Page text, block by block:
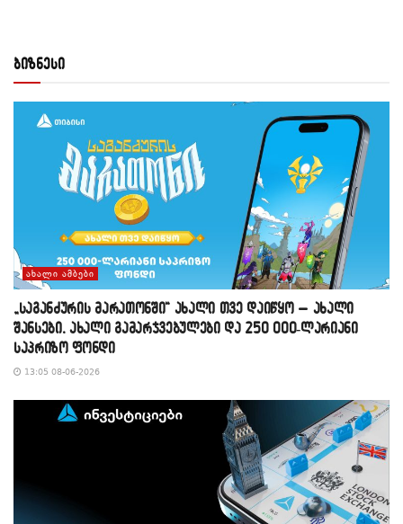
ბიზნესი
ᲐᲮᲐᲚᲘ ᲐᲛᲑᲔᲑᲘ
„საგანძურის მარათონში“ ახალი თვე დაიწყო – ახალი
შანსები, ახალი გამარჯვებულები და 250 000-ლარიანი
საპრიზო ფონდი
13:05 08-06-2026